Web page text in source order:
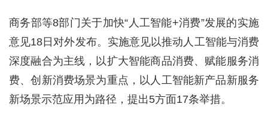
商务部等8部门关于加快“人工智能+消费”发展的实施
意见18日对外发布。实施意见以推动人工智能与消费
深度融合为主线，以扩大智能商品消费、赋能服务消
费、创新消费场景为重点，以人工智能新产品新服务
新场景示范应用为路径，提出5方面17条举措。